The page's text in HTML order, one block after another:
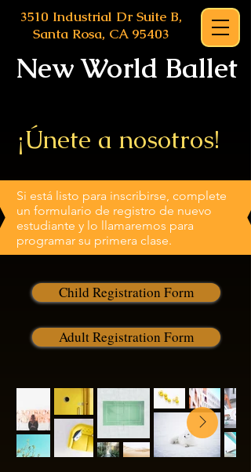
New World Ballet
3510 Industrial Dr Suite B,
Santa Rosa, CA 95403
¡Únete a nosotros!
Si está listo para inscribirse, complete
un formulario de registro de nuevo
estudiante y lo llamaremos para
programar su primera clase.
Child Registration Form
Adult Registration Form